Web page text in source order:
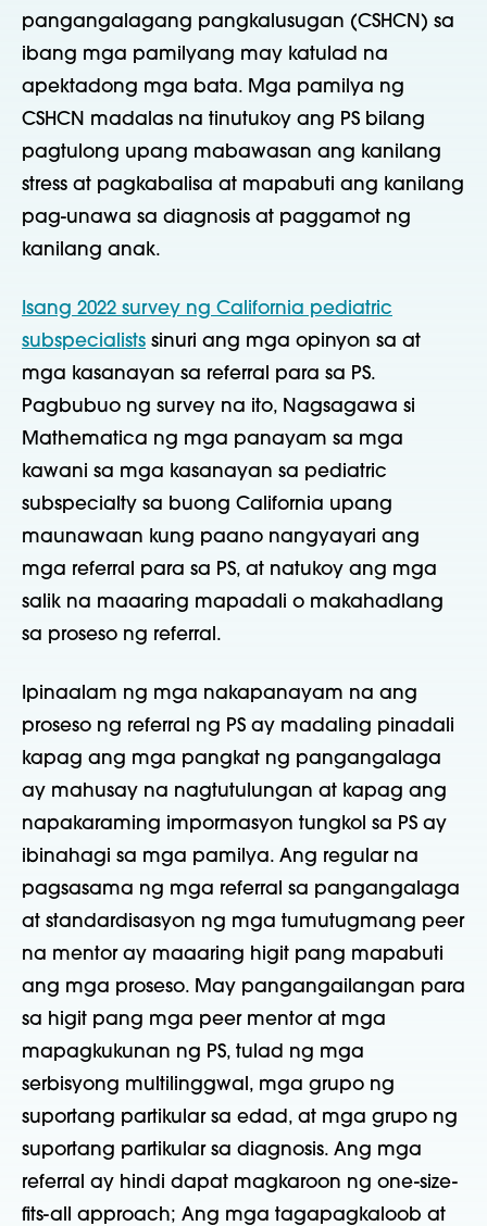
pangangalagang pangkalusugan (CSHCN) sa
ibang mga pamilyang may katulad na
apektadong mga bata. Mga pamilya ng
CSHCN madalas na tinutukoy ang PS bilang
pagtulong upang mabawasan ang kanilang
stress at pagkabalisa at mapabuti ang kanilang
pag-unawa sa diagnosis at paggamot ng
kanilang anak.
Isang 2022 survey ng California pediatric
subspecialists sinuri ang mga opinyon sa at
mga kasanayan sa referral para sa PS.
Pagbubuo ng survey na ito, Nagsagawa si
Mathematica ng mga panayam sa mga
kawani sa mga kasanayan sa pediatric
subspecialty sa buong California upang
maunawaan kung paano nangyayari ang
mga referral para sa PS, at natukoy ang mga
salik na maaaring mapadali o makahadlang
sa proseso ng referral.
Ipinaalam ng mga nakapanayam na ang
proseso ng referral ng PS ay madaling pinadali
kapag ang mga pangkat ng pangangalaga
ay mahusay na nagtutulungan at kapag ang
napakaraming impormasyon tungkol sa PS ay
ibinahagi sa mga pamilya. Ang regular na
pagsasama ng mga referral sa pangangalaga
at standardisasyon ng mga tumutugmang peer
na mentor ay maaaring higit pang mapabuti
ang mga proseso. May pangangailangan para
sa higit pang mga peer mentor at mga
mapagkukunan ng PS, tulad ng mga
serbisyong multilinggwal, mga grupo ng
suportang partikular sa edad, at mga grupo ng
suportang partikular sa diagnosis. Ang mga
referral ay hindi dapat magkaroon ng one-size-
fits-all approach; Ang mga tagapagkaloob at